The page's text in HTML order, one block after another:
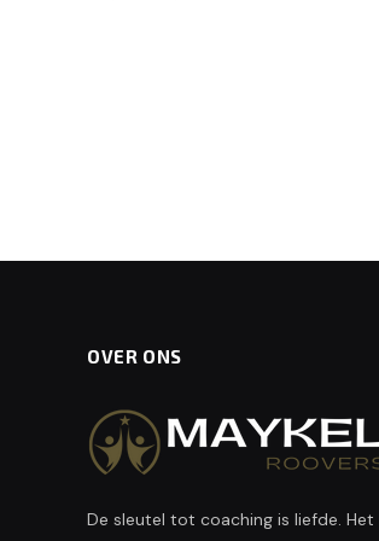
OVER ONS
De sleutel tot coaching is liefde. Het